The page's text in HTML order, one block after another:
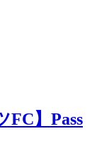
FC】Pass